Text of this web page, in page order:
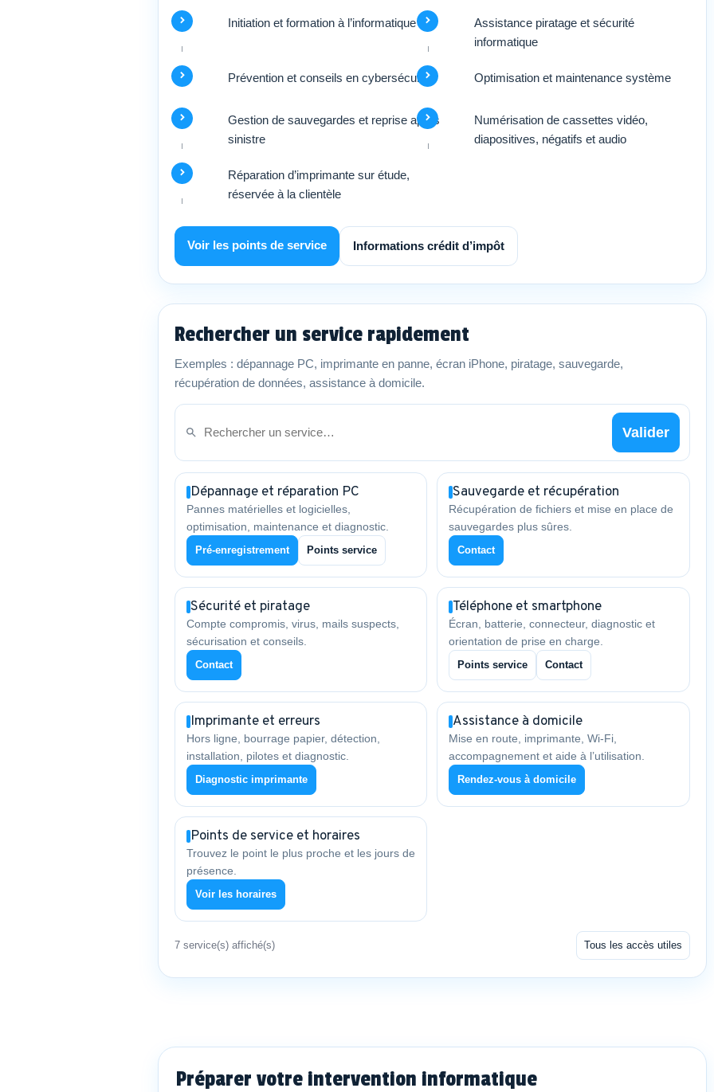
Initiation et formation à l’informatique
Assistance piratage et sécurité
informatique
Prévention et conseils en cybersécurité Optimisation et maintenance système
Gestion de sauvegardes et reprise après
sinistre
Numérisation de cassettes vidéo,
diapositives, négatifs et audio
Réparation d’imprimante sur étude,
réservée à la clientèle
Voir les points de service Informations crédit d’impôt
Rechercher un service rapidement
Exemples : dépannage PC, imprimante en panne, écran iPhone, piratage, sauvegarde,
récupération de données, assistance à domicile.
Valider
Dépannage et réparation PC
Pannes matérielles et logicielles,
optimisation, maintenance et diagnostic.
Pré-enregistrement Points service
Sauvegarde et récupération
Récupération de fichiers et mise en place de
sauvegardes plus sûres.
Contact
Sécurité et piratage
Compte compromis, virus, mails suspects,
sécurisation et conseils.
Contact
Téléphone et smartphone
Écran, batterie, connecteur, diagnostic et
orientation de prise en charge.
Points service Contact
Imprimante et erreurs
Hors ligne, bourrage papier, détection,
installation, pilotes et diagnostic.
Diagnostic imprimante
Assistance à domicile
Mise en route, imprimante, Wi-Fi,
accompagnement et aide à l’utilisation.
Rendez-vous à domicile
Points de service et horaires
Trouvez le point le plus proche et les jours de
présence.
Voir les horaires
7 service(s) affiché(s) Tous les accès utiles
Préparer votre intervention informatique